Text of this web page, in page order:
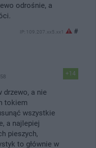
odrośnie, a
IP: 109.207.xx5.xx1 #
+14
drzewo, a nie
tokiem
wszystkie
a najlepiej
pieszych,
to głównie w